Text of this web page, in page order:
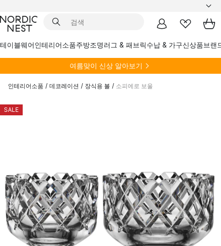
테이블웨어인테리어소품주방조명러그 & 패브릭수납 & 가구신상품브랜
여름맞이 신상 알아보기
인테리어소품 / 데코레이션 / 장식용 볼 / 소피에로 보울
SALE